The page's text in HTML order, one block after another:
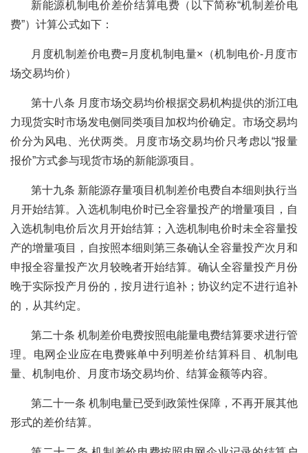
新能源机制电价差价结算电费（以下简称“机制差价电
费”）计算公式如下：
月度机制差价电费=月度机制电量×（机制电价-月度市
场交易均价）
第十八条 月度市场交易均价根据交易机构提供的浙江电
力现货实时市场发电侧同类项目加权均价确定。市场交易均
价分为风电、光伏两类。月度市场交易均价只考虑以“报量
报价”方式参与现货市场的新能源项目。
第十九条 新能源存量项目机制差价电费自本细则执行当
月开始结算。入选机制电价时已全容量投产的增量项目，自
入选机制电价后次月开始结算；入选机制电价时未全容量投
产的增量项目，自按照本细则第三条确认全容量投产次月和
申报全容量投产次月较晚者开始结算。确认全容量投产月份
晚于实际投产月份的，按月进行追补；协议约定不进行追补
的，从其约定。
第二十条 机制差价电费按照电能量电费结算要求进行管
理。电网企业应在电费账单中列明差价结算科目、机制电
量、机制电价、月度市场交易均价、结算金额等内容。
第二十一条 机制电量已受到政策性保障，不再开展其他
形式的差价结算。